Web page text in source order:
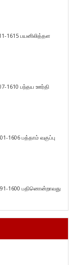
1615 பயனிலித்தள
1610 பந்தய ஊர்தி
1606 பத்தாம் வகுப்பு
1600 பதினொன்றாவது